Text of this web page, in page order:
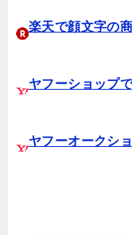
楽天で顔文字の
ヤフーショップ
ヤフーオークシ